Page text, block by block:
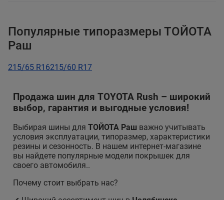
Популярные типоразмеры ТОЙОТА
Раш
215/65 R16215/60 R17
Продажа шин для TOYOTA Rush – широкий
выбор, гарантия и выгодные условия!
Выбирая шины для ТОЙОТА Раш важно учитывать
условия эксплуатации, типоразмер, характеристики
резины и сезонность. В нашем интернет-магазине
вы найдете популярные модели покрышек для
своего автомобиля..
Почему стоит выбрать нас?